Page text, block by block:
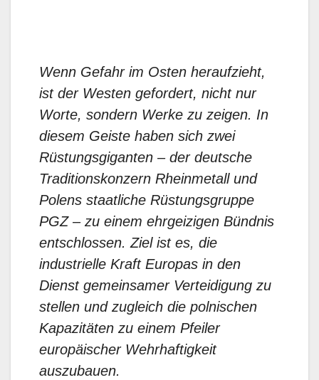
Wenn Gefahr im Osten heraufzieht,
ist der Westen gefordert, nicht nur
Worte, sondern Werke zu zeigen. In
diesem Geiste haben sich zwei
Rüstungsgiganten – der deutsche
Traditionskonzern Rheinmetall und
Polens staatliche Rüstungsgruppe
PGZ – zu einem ehrgeizigen Bündnis
entschlossen. Ziel ist es, die
industrielle Kraft Europas in den
Dienst gemeinsamer Verteidigung zu
stellen und zugleich die polnischen
Kapazitäten zu einem Pfeiler
europäischer Wehrhaftigkeit
auszubauen.